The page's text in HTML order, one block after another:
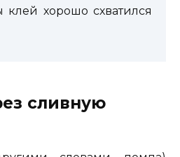
клей хорошо схватился
сливную